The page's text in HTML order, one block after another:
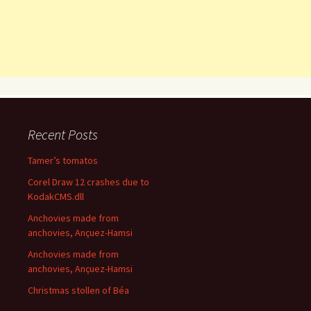
Recent Posts
Tamer’s tomatos
Corel Draw 12 crashes due to
KodakCMS.dll
Anchovies made from
anchovies, Ançuez-Hamsi
Anchovies made from
anchovies, Ançuez-Hamsi
Christmas stollen of Béa